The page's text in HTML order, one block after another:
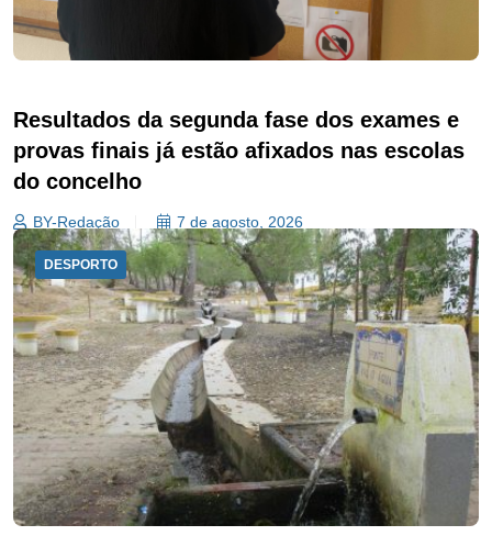
Resultados da segunda fase dos exames e
provas finais já estão afixados nas escolas
do concelho
BY-Redação 7 de agosto, 2026
DESPORTO